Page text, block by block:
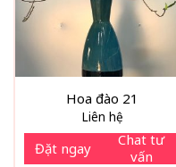
Hoa đào 21
Liên hệ
Đặt ngay
Chat tư
vấn